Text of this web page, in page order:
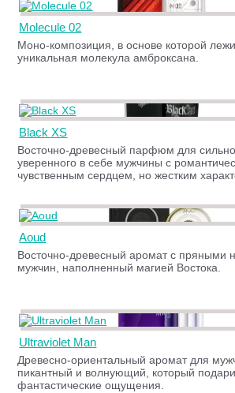
Molecule 02
Моно-композиция, в основе которой
уникальная молекула амброксана.
Black XS
Восточно-древесный парфюм для
уверенного в себе мужчины с
чувственным сердцем, но жестким
Aoud
Восточно-древесный аромат с пряными
мужчин, наполненный магией Востока.
Ultraviolet Man
Древесно-ориентальный аромат для
пикантный и волнующий, который
фантастические ощущения.